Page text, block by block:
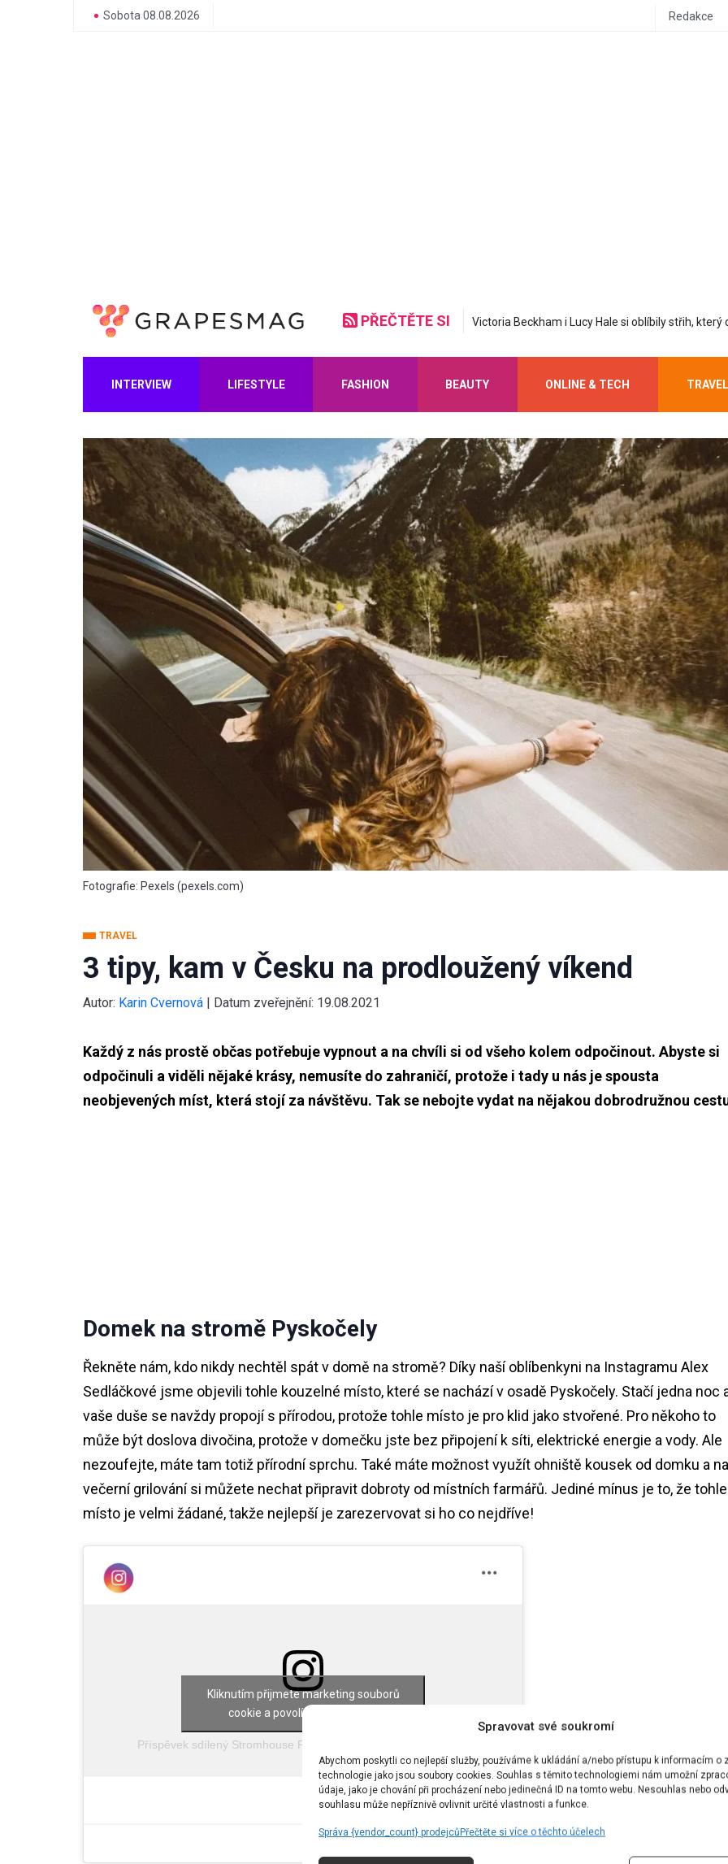
Spravovat své soukromí
Abychom poskytli co nejlepší služby, používáme k ukládání a/nebo přístupu k informacím o
technologie jako jsou soubory cookies. Souhlas s těmito technologiemi nám umožní
údaje, jako je chování při procházení nebo jedinečná ID na tomto webu. Nesouhlas nebo
souhlasu může nepříznivě ovlivnit určité vlastnosti a funkce.
Správa {vendor_count} prodejcůPřečtěte si více o těchto účelech
Sobota 08.08.2026 Redakce
PŘEČTĚTE SI Mastná nerovná se hydratovaná: Korejská
INTERVIEW LIFESTYLE FASHION BEAUTY ONLINE & TECH TRAVEL
Fotografie: Pexels (pexels.com)
TRAVEL
3 tipy, kam v Česku na prodloužený víkend
Autor: Karin Cvernová | Datum zveřejnění: 19.08.2021
Každý z nás prostě občas potřebuje vypnout a na chvíli si od všeho kolem odpočinout. Abyste si
odpočinuli a viděli nějaké krásy, nemusíte do zahraničí, protože i tady u nás je spousta
neobjevených míst, která stojí za návštěvu. Tak se nebojte vydat na nějakou dobrodružnou
Domek na stromě Pyskočely
Řekněte nám, kdo nikdy nechtěl spát v domě na stromě? Díky naší oblíbenkyni na Instagramu Alex
Sedláčkové jsme objevili tohle kouzelné místo, které se nachází v osadě Pyskočely. Stačí jedna noc
vaše duše se navždy propojí s přírodou, protože tohle místo je pro klid jako stvořené. Pro někoho to
může být doslova divočina, protože v domečku jste bez připojení k síti, elektrické energie a vody. Ale
nezoufejte, máte tam totiž přírodní sprchu. Také máte možnost využít ohniště kousek od domku a na
večerní grilování si můžete nechat připravit dobroty od místních farmářů. Jediné mínus je to, že tohle
místo je velmi žádané, takže nejlepší je zarezervovat si ho co nejdříve!
Příspěvek sdílený Stromhouse Pyskočely ??? (@stromhouse.cz)
Kliknutím přijmete marketing souborů
cookie a povolíte tento obsah